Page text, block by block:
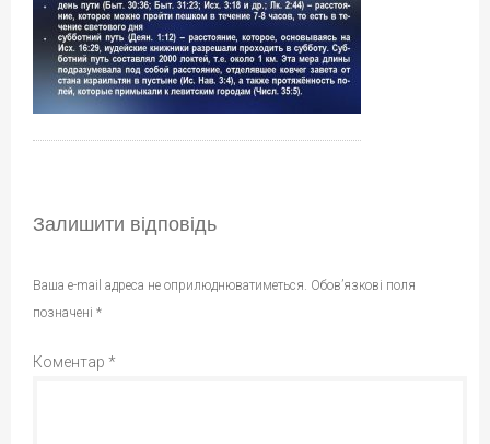
Залишити відповідь
Ваша e-mail адреса не оприлюднюватиметься. Обов’язкові поля
позначені *
Коментар *